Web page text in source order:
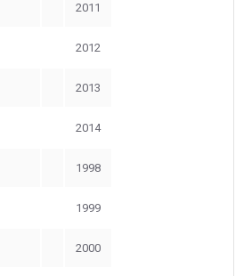
2011
2012
2013
2014
1998
1999
2000